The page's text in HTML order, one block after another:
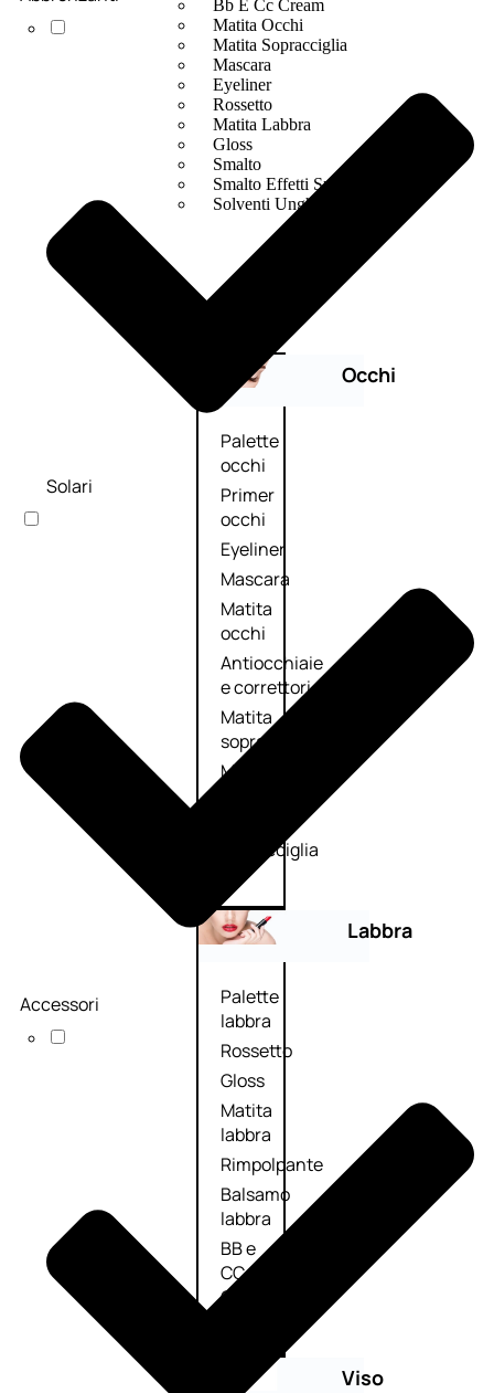
Bb E Cc Cream
Matita Occhi
Matita Sopracciglia
Mascara
Eyeliner
Rossetto
Matita Labbra
Gloss
Smalto
Smalto Effetti Speciali
Solventi Unghie
Occhi
Palette
occhi
Primer
occhi
Eyeliner
Mascara
Matita
occhi
Antiocchiaie
e correttori
Matita
sopracciglia
Mascara
sopracciglia
Labbra
Palette
labbra
Rossetto
Gloss
Matita
labbra
Rimpolpante
Balsamo
labbra
BB e
CC
Cream
Viso
Solari
Accessori